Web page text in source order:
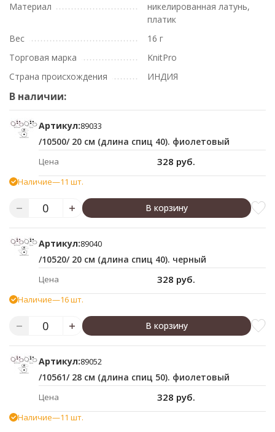
Материал
никелированная латунь,
платик
Вес
16 г
Торговая марка
KnitPro
Страна происхождения
ИНДИЯ
В наличии:
Артикул:89033
/10500/ 20 см (длина спиц 40). фиолетовый
Цена 328 руб.
Наличие—11 шт.
В корзину
Артикул:89040
/10520/ 20 см (длина спиц 40). черный
Цена 328 руб.
Наличие—16 шт.
В корзину
Артикул:89052
/10561/ 28 см (длина спиц 50). фиолетовый
Цена 328 руб.
Наличие—11 шт.